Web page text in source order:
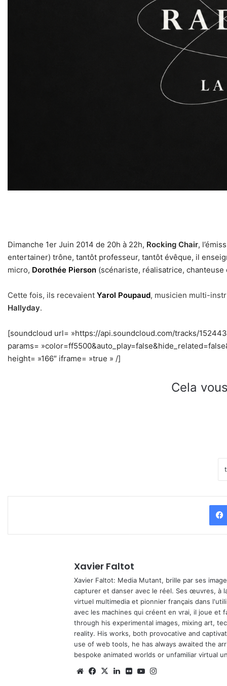
Dimanche 1er Juin 2014 de 20h à 22h, Rocking Chair,
entertainer) trône, tantôt professeur, tantôt évêque, il
micro, Dorothée Pierson (scénariste, réalisatrice,
Cette fois, ils recevaient Yarol Poupaud, musicien multi-
Hallyday.
[soundcloud url= »https://api.soundcloud.com/tracks/
params=
height= »166″ iframe= »true » /]
Cela
Xavier Faltot
Xavier Faltot: Media Mutant, brille par ses
capturer et danser avec le réel. Ses œuvres, à
virtuel multimedia et pionnier français dans
avec les machines qui créent en vrai, il joue et
through his experimental images, mixing art,
reality. His works, both provocative and
use of web tools, he has always awaited the
bespoke animated worlds or unfamiliar virtual
We Fa
X
Lin Fli Yo